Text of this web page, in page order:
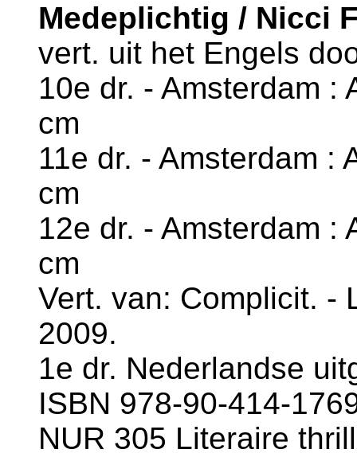
Medeplichtig / Nicci
vert. uit het Engels
10e dr. - Amsterdam :
cm
11e dr. - Amsterdam :
cm
12e dr. - Amsterdam :
cm
Vert. van: Complicit. -
2009.
1e dr. Nederlandse
ISBN 978-90-414-
NUR 305 Literaire